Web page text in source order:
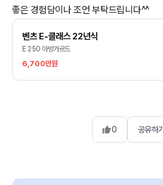
좋은 경험담이나 조언 부탁드립니다^^
벤츠 E-클래스 22년식
E 250 아방가르드
6,700만원
0 공유하기